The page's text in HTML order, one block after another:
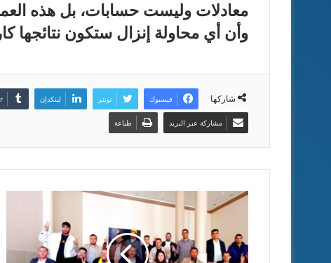
معادلات وليست حسابات، بل هذه
وأن أي محاولة إنزال ستكون نتائجها
شاركها فيسبوك تويتر لينكدإن
مشاركة عبر البريد طباعة